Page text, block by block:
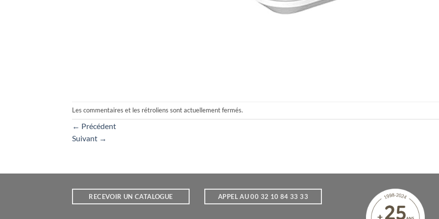
Les commentaires et les rétroliens sont actuellement fermés.
← Précédent
Suivant →
RECEVOIR UN CATALOGUE APPEL AU 00 32 10 84 33 33